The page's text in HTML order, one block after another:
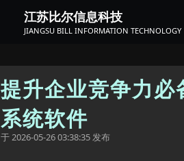
江苏比尔信息科技
JIANGSU BILL INFORMATION TECHNOLOGY
提升企业竞争力
系统软件
于2026-05-26 03:38:35 发布